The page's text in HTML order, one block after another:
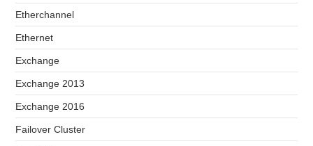
Etherchannel
Ethernet
Exchange
Exchange 2013
Exchange 2016
Failover Cluster